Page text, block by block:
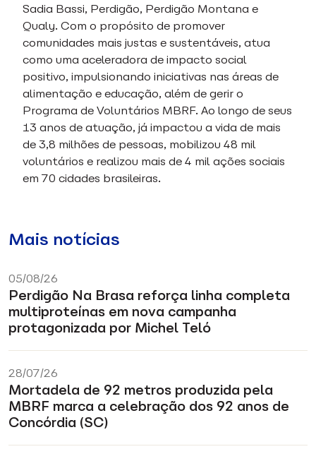
Sadia Bassi, Perdigão, Perdigão Montana e
Qualy. Com o propósito de promover
comunidades mais justas e sustentáveis, atua
como uma aceleradora de impacto social
positivo, impulsionando iniciativas nas áreas de
alimentação e educação, além de gerir o
Programa de Voluntários MBRF. Ao longo de seus
13 anos de atuação, já impactou a vida de mais
de 3,8 milhões de pessoas, mobilizou 48 mil
voluntários e realizou mais de 4 mil ações sociais
em 70 cidades brasileiras.
Mais notícias
05/08/26
Perdigão Na Brasa reforça linha completa
multiproteínas em nova campanha
protagonizada por Michel Teló
28/07/26
Mortadela de 92 metros produzida pela
MBRF marca a celebração dos 92 anos de
Concórdia (SC)